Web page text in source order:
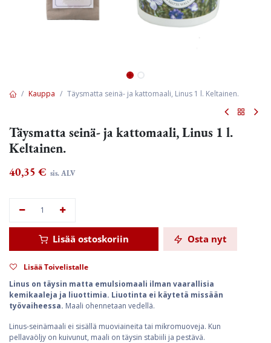
Kauppa Täysmatta seinä- ja kattomaali, Linus 1 l. Keltainen.
Täysmatta seinä- ja kattomaali, Linus 1 l.
Keltainen.
40,35 € sis. ALV
Lisää ostoskoriin Osta nyt
Lisää Toivelistalle
Linus on täysin matta emulsiomaali ilman vaarallisia
kemikaaleja ja liuottimia. Liuotinta ei käytetä missään
työvaiheessa. Maali ohennetaan vedellä.
Linus-seinämaali ei sisällä muoviaineita tai mikromuoveja. Kun
pellavaöljy on kuivunut, maali on täysin stabiili ja pestävä.